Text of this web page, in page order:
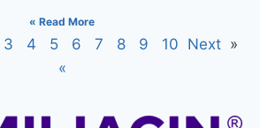
Read More »
« Previous
3 4 5 6 7 8 9 10 Next
»